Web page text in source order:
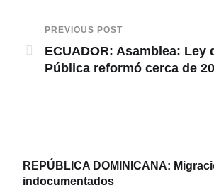
PREVIOUS POST
ECUADOR: Asamblea: Ley
Pública reformó cerca de
REPÚBLICA DOMINICANA:
indocumentados